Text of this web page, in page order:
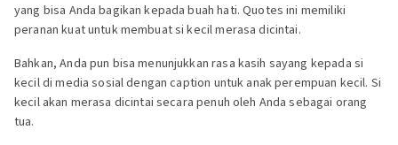
yang bisa Anda bagikan kepada buah hati. Quotes ini memiliki
peranan kuat untuk membuat si kecil merasa dicintai.
Bahkan, Anda pun bisa menunjukkan rasa kasih sayang kepada si
kecil di media sosial dengan caption untuk anak perempuan kecil. Si
kecil akan merasa dicintai secara penuh oleh Anda sebagai orang
tua.